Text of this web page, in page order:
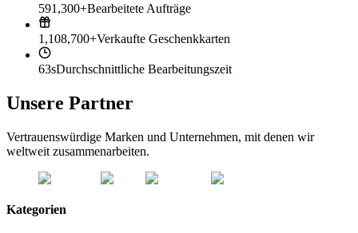
591,300+Bearbeitete Aufträge
1,108,700+Verkaufte Geschenkkarten
63sDurchschnittliche Bearbeitungszeit
Unsere Partner
Vertrauenswürdige Marken und Unternehmen, mit denen wir
weltweit zusammenarbeiten.
Kategorien